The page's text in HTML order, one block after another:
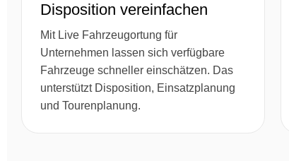
Disposition vereinfachen
Mit Live Fahrzeugortung für
Unternehmen lassen sich verfügbare
Fahrzeuge schneller einschätzen. Das
unterstützt Disposition, Einsatzplanung
und Tourenplanung.